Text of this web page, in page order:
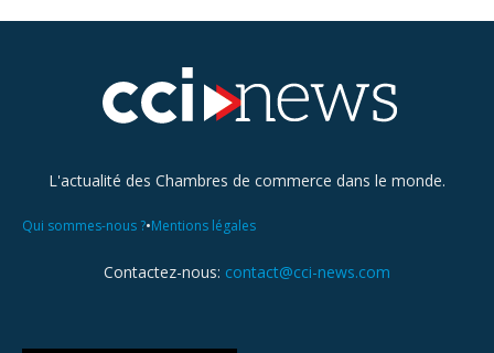
L'actualité des Chambres de commerce dans le monde.
Qui sommes-nous ?•Mentions légales
Contactez-nous: contact@cci-news.com